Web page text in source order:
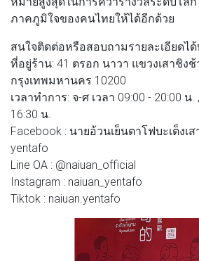
ภาคภูมิใจของคนไทยให้ได้อีกด้วย
สนใจติดต่อหรือสอบถามรายละเอียดได้
ที่อยู่ร้าน: 41 ตรอก นาวา แขวงเสาชิง
กรุงเทพมหานคร 10200
เวลาทำการ: จ-ศ เวลา 09:00 - 20:00 น.
16:30 น.
Facebook : นายอ้วนเย็นตาโฟบะเต็งเส
yentafo
Line OA : @naiuan_official
Instagram : naiuan_yentafo
Tiktok : naiuan.yentafo